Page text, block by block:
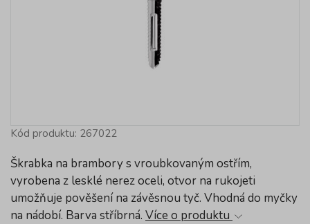
Kód produktu: 267022
Škrabka na brambory s vroubkovaným ostřím,
vyrobena z lesklé nerez oceli, otvor na rukojeti
umožňuje pověšení na závěsnou tyč. Vhodná do myčky
na nádobí. Barva stříbrná. Více o produktu